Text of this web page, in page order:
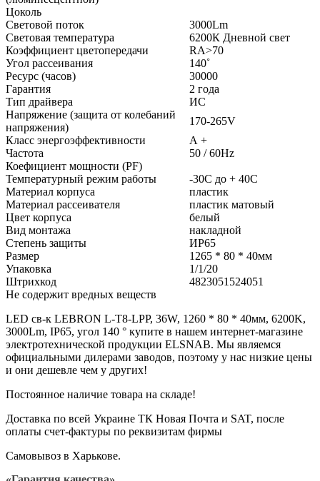
Цоколь
Световой поток
3000Lm
Световая температура
6200К Дневной свет
Коэффициент цветопередачи
RA˃70
Угол рассеивания
140˚
Ресурс (часов)
30000
Гарантия
2 года
Тип драйвера
ИС
Напряжение (защита от колебаний
напряжения)
170-265V
Класс энергоэффективности
А +
Частота
50 / 60Hz
Коефициент мощности (PF)
Температурный режим работы
-30С до + 40С
Материал корпуса
пластик
Материал рассеивателя
пластик матовый
Цвет корпуса
белый
Вид монтажа
накладной
Степень защиты
ИР65
Размер
1265 * 80 * 40мм
Упаковка
1/1/20
Штрихкод
4823051524051
Не содержит вредных веществ
LED св-к LEBRON L-Т8-LPP, 36W, 1260 * 80 * 40мм, 6200K,
3000Lm, IP65, угол 140 ° купите в нашем интернет-магазине
электротехнической продукции ELSNAB. Мы являемся
официальными дилерами заводов, поэтому у нас низкие цены
и они дешевле чем у других!
Постоянное наличие товара на складе!
Доставка по всей Украине ТК Новая Почта и SAT, после
оплаты счет-фактуры по реквизитам фирмы
Самовывоз в Харькове.